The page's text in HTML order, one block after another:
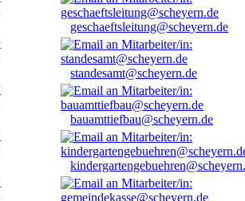
geschaeftsleitung@scheyern.de
standesamt@scheyern.de
bauamttiefbau@scheyern.de